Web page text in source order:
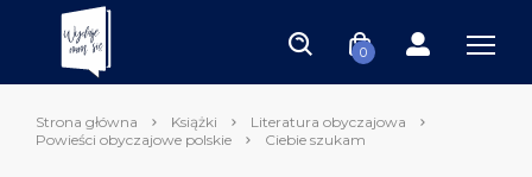
0
Strona główna Książki
Literatura obyczajowa
Powieści obyczajowe polskie
Ciebie szukam